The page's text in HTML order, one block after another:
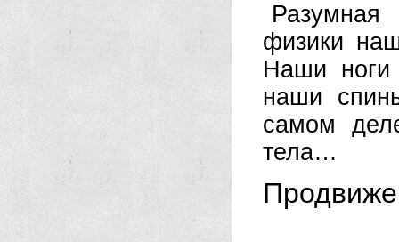
физики
Наши
наши
самом
тела…